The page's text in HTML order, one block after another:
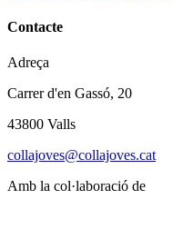
Contacte
Adreça
Carrer d'en Gassó, 20
43800 Valls
collajoves@collajoves.cat
Amb la col·laboració de